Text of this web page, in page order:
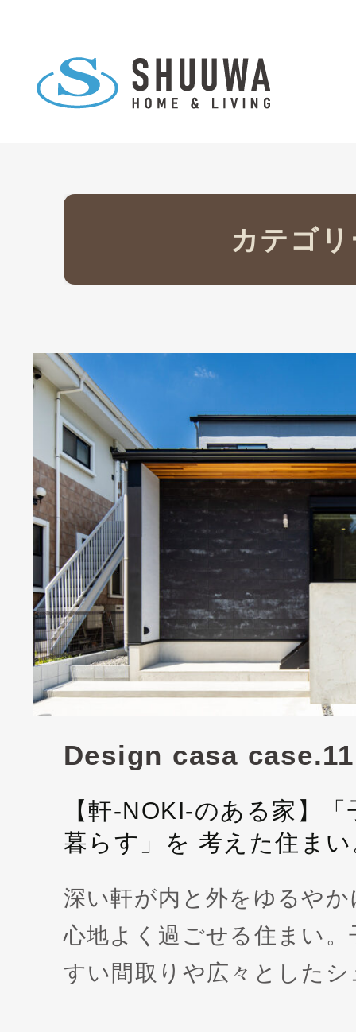
カテゴ
ニュース＆
施工事
Design casa case.11
【軒-NOKI-のある家】
暮らす」を 考えた住ま
深い軒が内と外をゆるや
心地よく過ごせる住まい
すい間取りや広々とした